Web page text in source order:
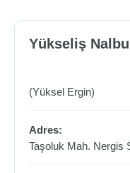
Yükseliş
(Yüksel Ergin)
Adres:
Taşoluk Mah. Nergis